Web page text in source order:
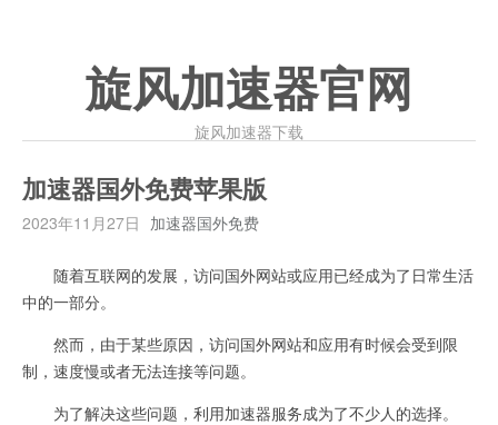
旋风加速器官网
旋风加速器下载
加速器国外免费苹果版
2023年11月27日 加速器国外免费
随着互联网的发展，访问国外网站或应用已经成为了日常生活
中的一部分。
然而，由于某些原因，访问国外网站和应用有时候会受到限
制，速度慢或者无法连接等问题。
为了解决这些问题，利用加速器服务成为了不少人的选择。